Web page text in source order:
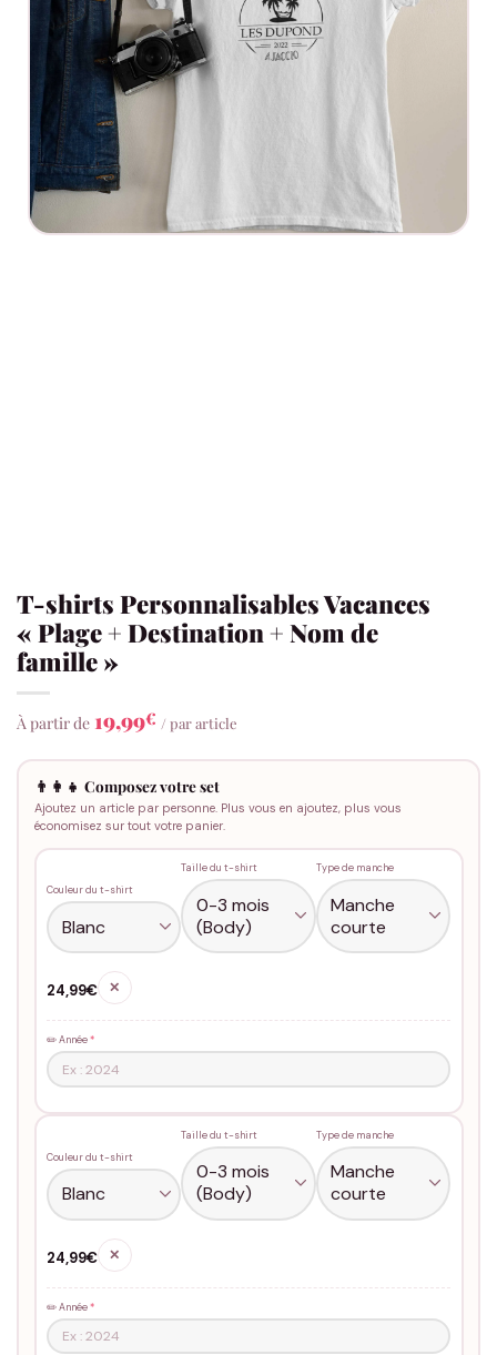
T-shirts Personnalisables Vacances
« Plage + Destination + Nom de
famille »
À partir de 19,99€ / par article
👨‍👩‍👧 Composez votre set
Ajoutez un article par personne. Plus vous en ajoutez, plus vous
économisez sur tout votre panier.
Couleur du t-shirt
Taille du t-shirt Type de manche
24,99€ ✕
✏️ Année*
Couleur du t-shirt
Taille du t-shirt Type de manche
24,99€ ✕
✏️ Année*